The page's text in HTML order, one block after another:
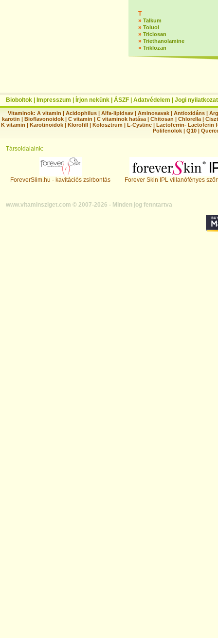
T
» Talkum
» Toluol
» Triclosan
» Triethanolamine
» Triklozan
Bioboltok Impresszum Írjon nekünk ÁSZF Adatvédelem Jogi nyilatkozat
Vitaminok: A vitamin |Acidophilus |Alfa-lipidsav |Aminosavak |Antioxidáns |
karotin | Bioflavonoidok | C vitamin | C vitaminok hatása | Chitosan | Chlorella |
K vitamin | Karotinoidok | Klorofill | Kolosztrum | L-Cystine | Lactoferrin- Lactoferin
Polifenolok |Q10 |
Társoldalaink:
ForeverSlim.hu - kavitációs zsírbontás Forever Skin IPL villanófényes
www.vitaminsziget.com © 2007-2026 - Minden jog fenntartva